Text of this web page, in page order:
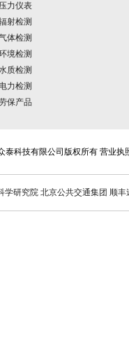
压力仪表
射检测
体检测
境检测
质检测
电力检测
保产品
泰科技有限公司版权所有 营业执
学研究院 北京公共交通集团 顺丰